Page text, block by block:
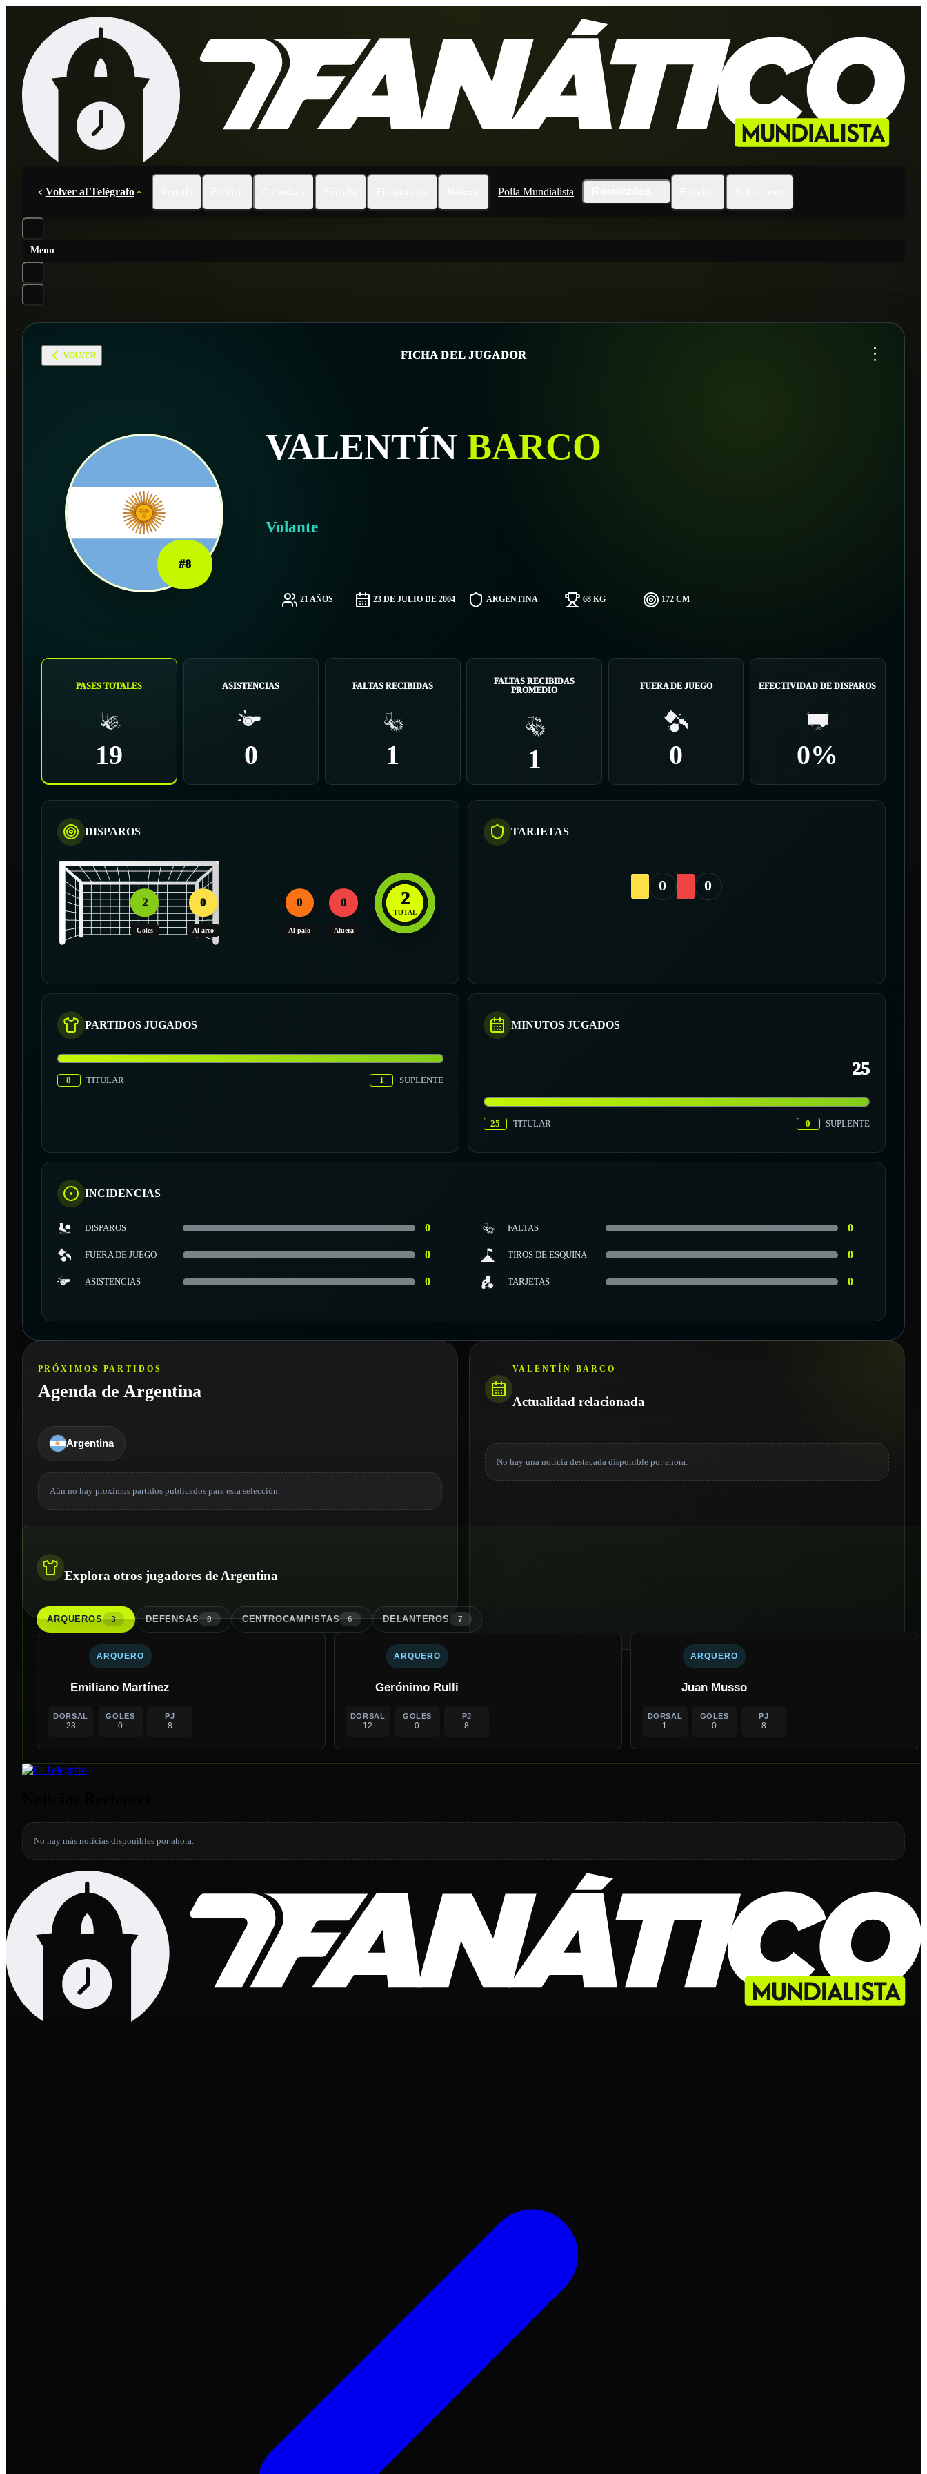
Volver al Telégrafo Polla Mundialista
Menu
VOLVER FICHA DEL JUGADOR ...
#8
VALENTÍN BARCO
Volante
21 AÑOS 23 DE JULIO DE 2004 ARGENTINA 68 KG 172 CM
PASES TOTALES
19
ASISTENCIAS
0
FALTAS RECIBIDAS
1
FALTAS RECIBIDAS
PROMEDIO
1
FUERA DE JUEGO
0
EFECTIVIDAD DE DISPAROS
0%
DISPAROS
2
Goles
0
Al arco
0
Al palo
0
Afuera
2
TOTAL
TARJETAS
0 0
PARTIDOS JUGADOS
8 TITULAR 1 SUPLENTE
MINUTOS JUGADOS
25
25 TITULAR 0 SUPLENTE
INCIDENCIAS
DISPAROS 0 FALTAS 0
FUERA DE JUEGO 0 TIROS DE ESQUINA 0
ASISTENCIAS 0 TARJETAS 0
PRÓXIMOS PARTIDOS
Agenda de Argentina
Argentina
Aún no hay proximos partidos publicados para esta selección.
VALENTÍN BARCO
Actualidad relacionada
No hay una noticia destacada disponible por ahora.
Explora otros jugadores de Argentina
ARQUEROS 3 DEFENSAS 8 CENTROCAMPISTAS 6 DELANTEROS 7
ARQUERO
Emiliano Martínez
DORSAL
23
GOLES
0
PJ
8
ARQUERO
Gerónimo Rulli
DORSAL
12
GOLES
0
PJ
8
ARQUERO
Juan Musso
DORSAL
1
GOLES
0
PJ
8
No hay más noticias disponibles por ahora.